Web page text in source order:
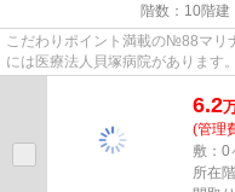
階数：10階建
こだわりポイント満載の№88マリ
には医療法人貝塚病院があります
ど様々な設備やサービスが揃...
6.2
(管理
敷：0
所在